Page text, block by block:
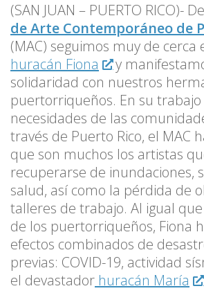
(SAN JUAN – PUERTO RICO)-
de Arte Contemporáneo de
(MAC) seguimos muy de cerca
huracán Fiona
y
solidaridad con nuestros
puertorriqueños. En su
necesidades de las
través de Puerto Rico, el MAC
que son muchos los artistas
recuperarse de inundaciones,
salud, así como la pérdida de
talleres de trabajo. Al igual
de los puertorriqueños, Fiona
efectos combinados de
previas: COVID-19, actividad
el devastador huracán María
.